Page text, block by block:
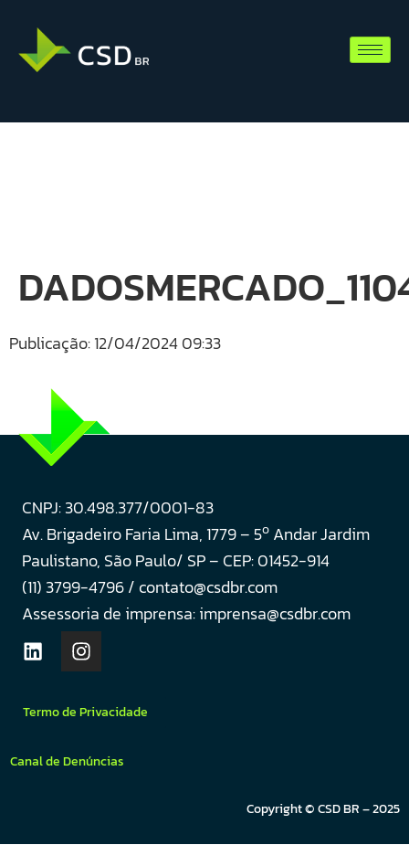
Publicação: 12/04/2024 09:33
CNPJ: 30.498.377/0001-83
Av. Brigadeiro Faria Lima, 1779 – 5o Andar Jardim
Paulistano, São Paulo/ SP – CEP: 01452-914
(11) 3799-4796 / contato@csdbr.com
Assessoria de imprensa: imprensa@csdbr.com
Termo de Privacidade
Canal de Denúncias
Copyright © CSD BR – 2025